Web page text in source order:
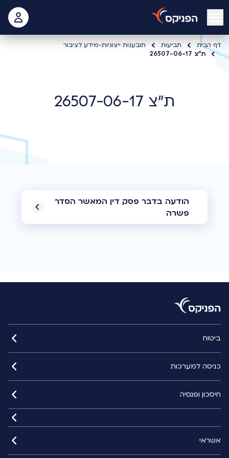
open mobile menu
דף הבית תביעות
תובענות ייצוגיות-מידע לציבור
ת"צ 26507-06-17
ת"צ 26507-06-17
הודעה בדבר פסק דין המאשר הסדר
פשרה
ביטוח
כניסה למערכות
חיסכון ופנסיה
אשראי